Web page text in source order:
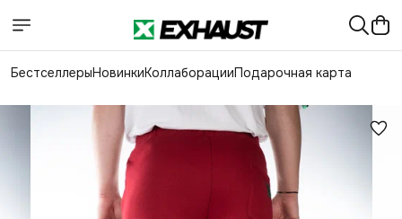
БестселлерыНовинкиКоллаборацииПодарочная карта